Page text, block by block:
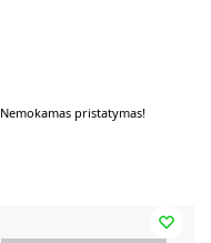
Nemokamas pristatymas!